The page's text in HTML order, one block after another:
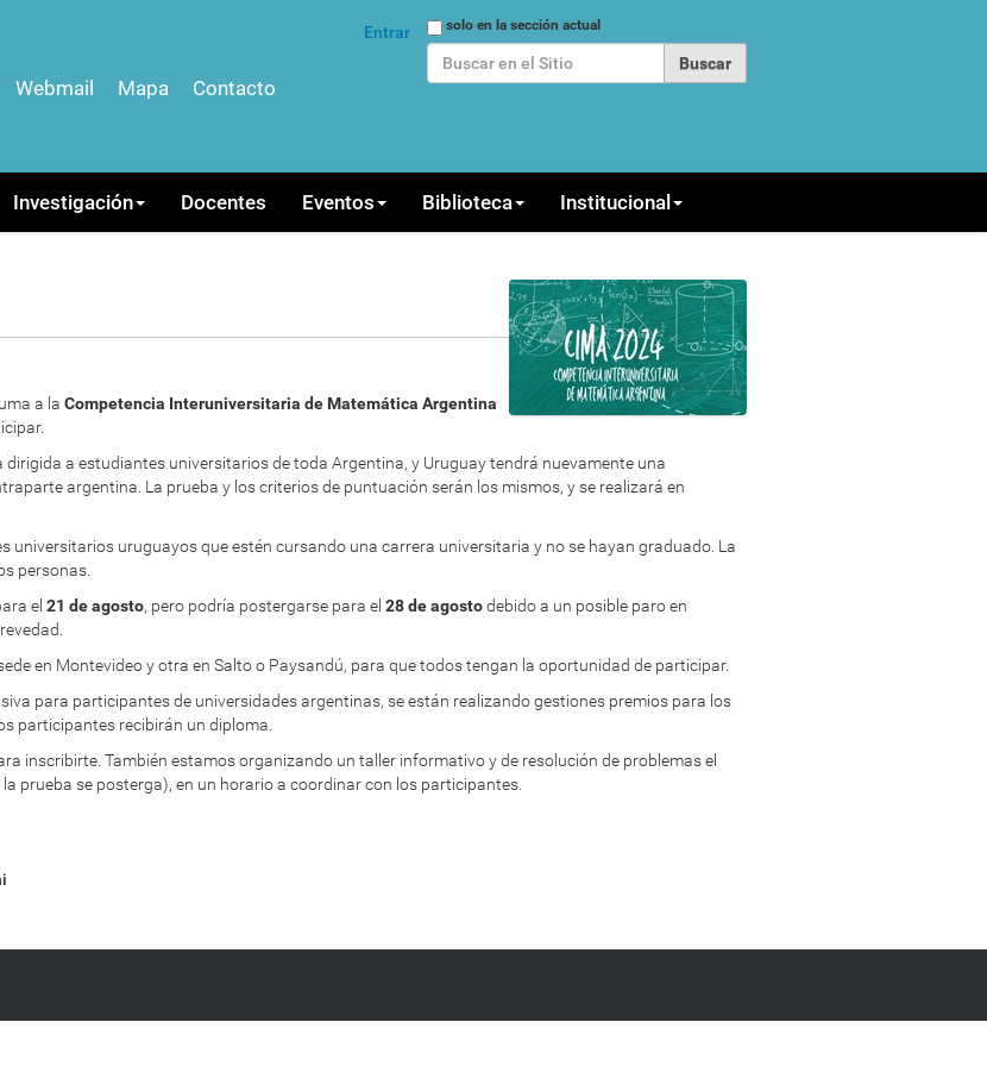
Buscarsolo en la sección actual
Entrar
Webmail Mapa Contacto
Investigación Docentes Eventos Biblioteca Institucional
a la Competencia Interuniversitaria de Matemática Argentina
a estudiantes universitarios de toda Argentina, y Uruguay tendrá nuevamente una
argentina. La prueba y los criterios de puntuación serán los mismos, y se realizará en
universitarios uruguayos que estén cursando una carrera universitaria y no se hayan graduado. La
personas.
el 21 de agosto, pero podría postergarse para el 28 de agostodebido a un posible paro en
en Montevideo y otra en Salto o Paysandú, para que todos tengan la oportunidad de participar.
para participantes de universidades argentinas, se están realizando gestiones premios para los
participantes recibirán un diploma.
inscribirte. También estamos organizando un taller informativo y de resolución de problemas el
la prueba se posterga), en un horario a coordinar con los participantes.